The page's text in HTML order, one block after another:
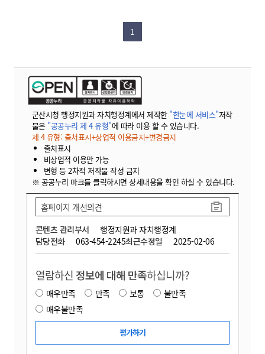
1
군산시청 행정지원과 자치행정계에서 제작한 "한눈에 서비스"저작
물은 "공공누리 제 4 유형"에 따라 이용 할 수 있습니다.
제 4 유형: 출처표시+상업적 이용금지+변경금지
출처표시
비상업적 이용만 가능
변형 등 2차적 저작물 작성 금지
※ 공공누리 마크를 클릭하시면 상세내용을 확인 하실 수 있습니다.
콘텐츠 관리부서
행정지원과 자치행정계
담당전화
063-454-2245최근수정일 2025-02-06
홈페이지 개선의견
열람하신 정보에 대해 만족하십니까?
매우만족 만족 보통
불만족
매우불만족